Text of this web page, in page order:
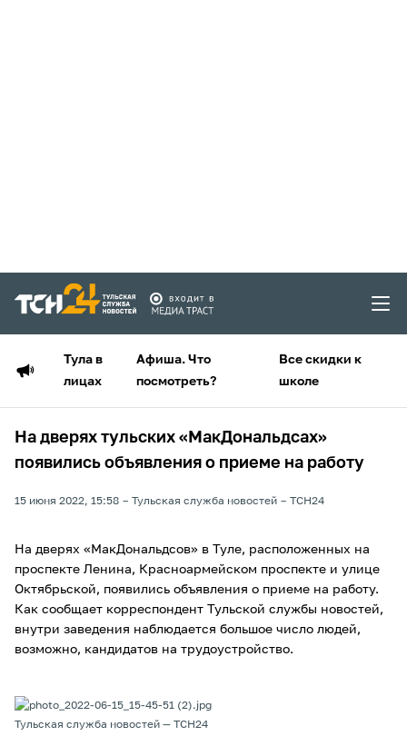
Тула в
лицах
Афиша. Что
посмотреть?
Все скидки к
школе
На дверях тульских «МакДональдсах»
появились объявления о приеме на работу
15 июня 2022, 15:58 Тульская служба новостей ТСН24
На дверях «МакДональдсов» в Туле, расположенных на
проспекте Ленина, Красноармейском проспекте и улице
Октябрьской, появились объявления о приеме на работу.
Как сообщает корреспондент Тульской службы новостей,
внутри заведения наблюдается большое число людей,
возможно, кандидатов на трудоустройство.
Тульская служба новостей — ТСН24